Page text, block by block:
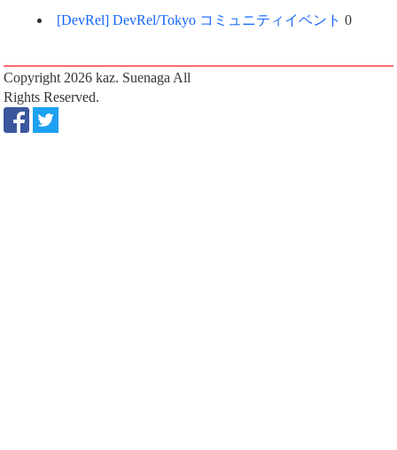
[DevRel] DevRel/Tokyo コミュニティイベント 0
Copyright 2026 kaz. Suenaga All
Rights Reserved.